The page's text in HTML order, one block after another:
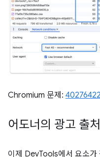
Chromium 문제: 40276422
어도너의 광고 출처
이제 DevTools에서 요소가